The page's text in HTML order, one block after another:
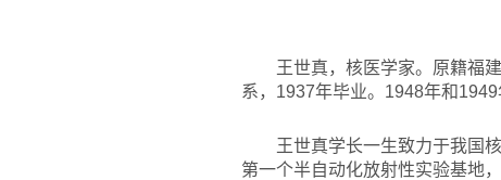
王世真，核医学家。原籍福
系，1937年毕业。1948年和
王世真学长一生致力于我国
第一个半自动化放射性实验基地